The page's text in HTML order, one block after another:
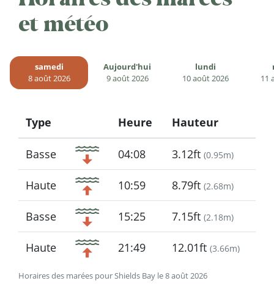
et météo
samedi
8 août 2026
Aujourd'hui
9 août 2026
lundi
10 août 2026
11
Horaires des marées pour Shields Bay le 8 août 2026
Type
Icon
Heure Hauteur
Basse 04:08 3.12ft (0.95m)
Haute 10:59 8.79ft (2.68m)
Basse 15:25 7.15ft (2.18m)
Haute 21:49 12.01ft (3.66m)